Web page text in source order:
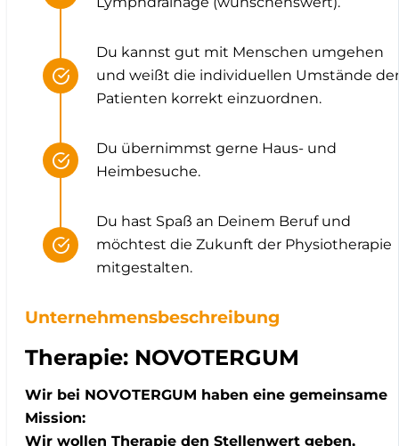
Du kannst gut mit Menschen umgehen
und weißt die individuellen Umstände der
Patienten korrekt einzuordnen.
Du übernimmst gerne Haus- und
Heimbesuche.
Du hast Spaß an Deinem Beruf und
möchtest die Zukunft der Physiotherapie
mitgestalten.
Unternehmensbeschreibung
Therapie: NOVOTERGUM
Wir bei NOVOTERGUM haben eine gemeinsame
Mission:
Wir wollen Therapie den Stellenwert geben,